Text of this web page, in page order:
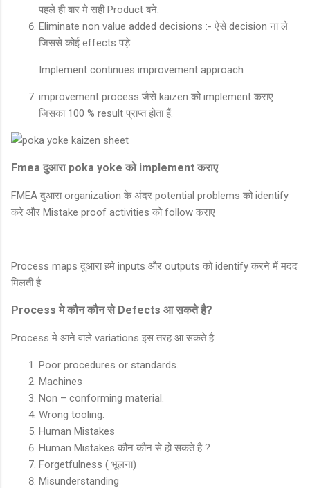
पहले ही बार मे सही Product बने.
Eliminate non value added decisions :- ऐसे decision ना ले
जिससे कोई effects पड़े.
Implement continues improvement approach
improvement process जैसे kaizen को implement कराए
जिसका 100 % result प्राप्त होता हैं.
Fmea दुआरा poka yoke को implement कराए
FMEA दुआरा organization के अंदर potential problems को identify
करे और Mistake proof activities को follow कराए
Process maps दुआरा हमे inputs और outputs को identify करने में मदद
मिलती है
Process मे कौन कौन से Defects आ सकते है?
Process मे आने वाले variations इस तरह आ सकते है
Poor procedures or standards.
Machines
Non – conforming material.
Wrong tooling.
Human Mistakes
Human Mistakes कौन कौन से हो सकते है ?
Forgetfulness ( भूलना)
Misunderstanding